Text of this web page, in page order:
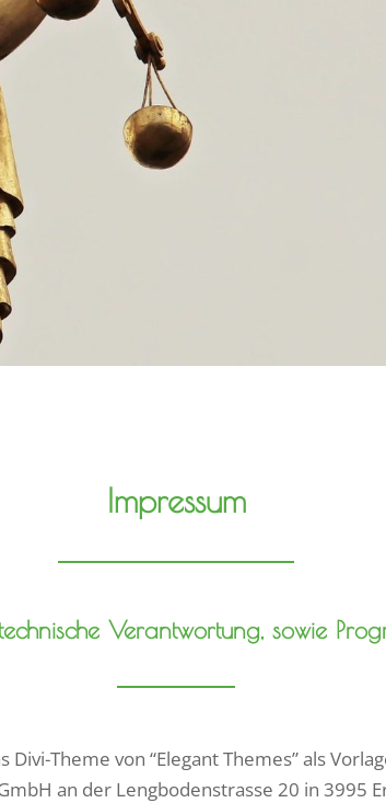
Impressum
Verantwortung, sowie
Theme von “Elegant Themes” als
an der Lengbodenstrasse 20 in 3995